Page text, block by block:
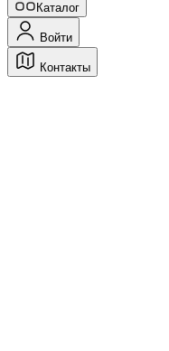
Каталог
Войти
Контакты